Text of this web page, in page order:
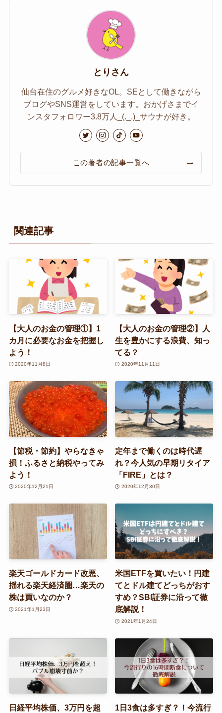
とりさん
仙台在住のグルメ好きなOL。SEとして働きながら
ブログやSNS運営をしています。おかげさまでイ
ンスタフォロワー3.8万人_(._.)_サウナが好き。
この著者の記事一覧へ
関連記事
【大人のお金の管理①】1
カ月に必要なお金を把握し
よう！
2020年11月8日
【大人のお金の管理②】人
生を豊かにする浪費、知っ
てる？
2020年11月11日
【節税・節約】やらなきゃ
損！ふるさと納税やってみ
よう！
2020年12月21日
定年まで働くのは時代遅
れ？今人気の早期リタイア
「FIRE」とは？
2020年12月30日
楽天ゴールドカード改悪、
揺れる楽天経済圏…楽天の
株は買いなのか？
2021年1月23日
米国ETFを買いたい！円建
てとドル建てどっちがおす
すめ？SBI証券に沿って徹
底解説！
2021年1月24日
日経平均株価、3万円を超
1日3食は多すぎ？！今流行